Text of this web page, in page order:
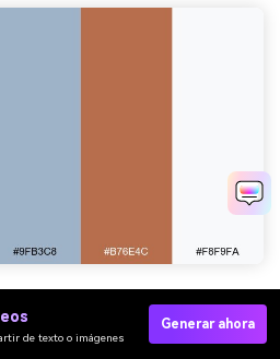
#9FB3C8 #B76E4C #F8F9FA
lluvioso, reconfortante
de texto o imágenes
Generar ahora